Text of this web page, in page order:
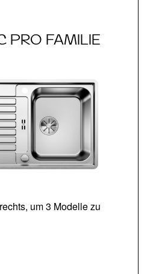
PRO FAMILIE
um 3 Modelle zu